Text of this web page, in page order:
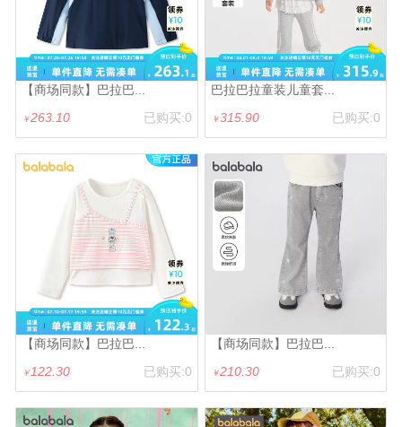
【商场同款】巴拉巴...
已购买:0
￥263.10
巴拉巴拉童装儿童套...
已购买:0
￥315.90
【商场同款】巴拉巴...
已购买:0
￥122.30
【商场同款】巴拉巴...
已购买:0
￥210.30